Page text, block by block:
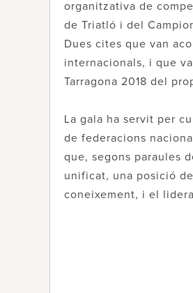
organitzativa de
de Triatló i del
Dues cites que van
internacionals, i que
Tarragona 2018 del
La gala ha servit per
de federacions
que, segons paraules
unificat, una posició
coneixement, i el